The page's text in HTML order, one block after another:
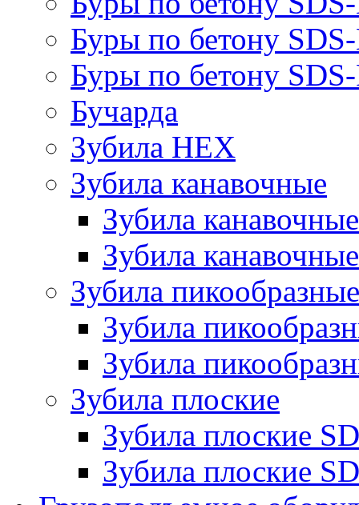
Буры по бетону
Буры по бетону
Бучарда
Зубила HEX
Зубила канавочные
Зубила
Зубила
Зубила пикообразные
Зубила
Зубила
Зубила плоские
Зубила плоские
Зубила плоские